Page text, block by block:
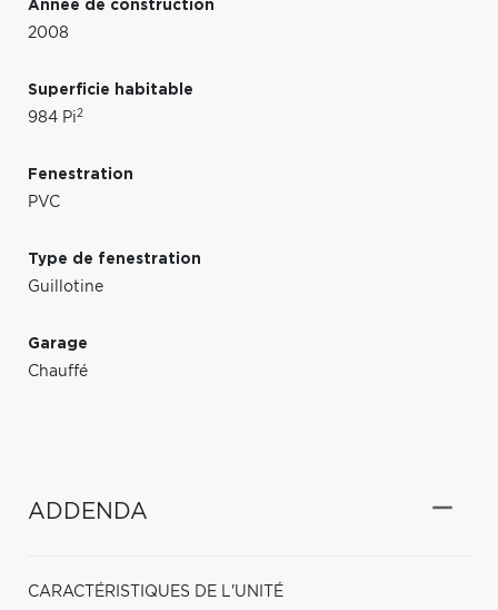
Année de construction
2008
Superficie habitable
984 Pi2
Fenestration
PVC
Type de fenestration
Guillotine
Garage
Chauffé
ADDENDA
CARACTÉRISTIQUES DE L'UNITÉ